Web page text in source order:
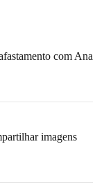
com Ana
imagens